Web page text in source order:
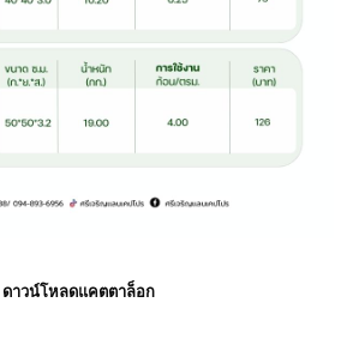
ดาวน์โหลดแคตตาล็อก